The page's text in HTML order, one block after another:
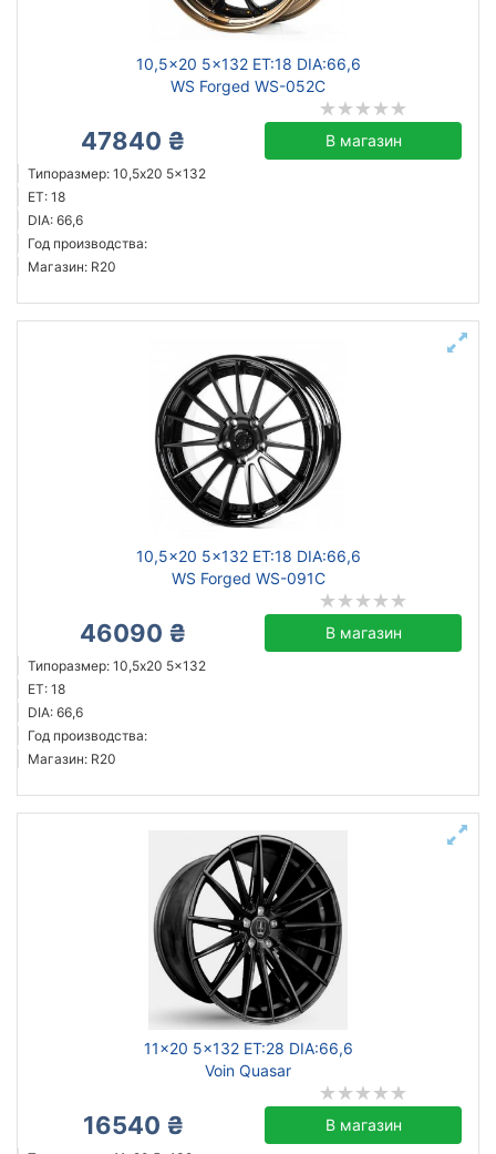
10,5x20 5x132 ET:18 DIA:66,6
WS Forged WS-052C
47840 ₴ В магазин
Типоразмер: 10,5x20 5x132
ET: 18
DIA: 66,6
Год производства:
Магазин: R20
10,5x20 5x132 ET:18 DIA:66,6
WS Forged WS-091C
46090 ₴ В магазин
Типоразмер: 10,5x20 5x132
ET: 18
DIA: 66,6
Год производства:
Магазин: R20
11x20 5x132 ET:28 DIA:66,6
Voin Quasar
16540 ₴ В магазин